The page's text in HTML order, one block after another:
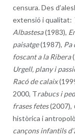
censura. Des
extensió i qualitat:
Albastesa(1983),
paisatge(1987), Pa
foscant a la Ribera
Urgell, plany i
Racó de calaix
2000, Trabucs i
frases fetes(2007),
històrica i
cançons infantils